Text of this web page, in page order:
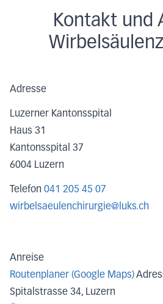
Kontakt und
Adresse
Luzerner Kantonsspital
Haus 31
Kantonsspital 37
6004 Luzern
Telefon 041 205 45 07
wirbelsaeulenchirurgie@luks.ch
Anreise
Routenplaner (Google Maps)
Spitalstrasse 34, Luzern